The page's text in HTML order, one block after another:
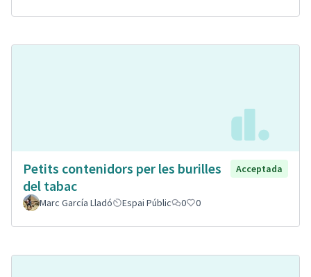
Petits contenidors per les burilles
del tabac
Acceptada
Marc García Lladó Espai Públic 0 0